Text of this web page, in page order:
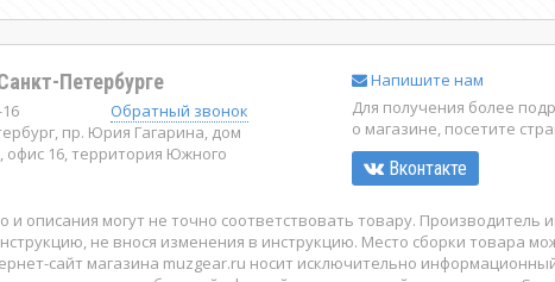
Петербурге
Обратный звонок
пр. Юрия Гагарина, дом
офис 16, территория Южного
Напишите нам
Для получения более
о магазине, посетите
Вконтакте
и описания могут не точно соответствовать товару.
не внося изменения в инструкцию. Место сборки товара
сайт магазина muzgear.ru носит исключительно